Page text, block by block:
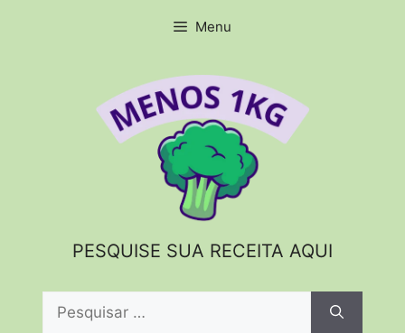
Menu
PESQUISE SUA RECEITA AQUI
Pesquisar